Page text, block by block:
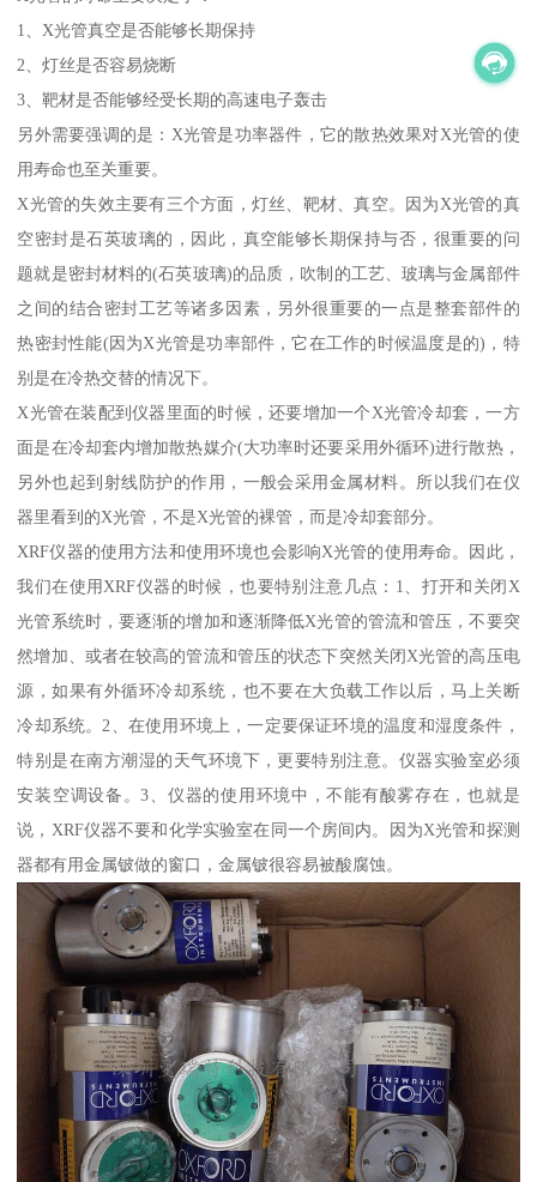
1、X光管真空是否能够长期保持
2、灯丝是否容易烧断
3、靶材是否能够经受长期的高速电子轰击
另外需要强调的是：X光管是功率器件，它的散热效果对X光管的使
用寿命也至关重要。
X光管的失效主要有三个方面，灯丝、靶材、真空。因为X光管的真
空密封是石英玻璃的，因此，真空能够长期保持与否，很重要的问
题就是密封材料的(石英玻璃)的品质，吹制的工艺、玻璃与金属部件
之间的结合密封工艺等诸多因素，另外很重要的一点是整套部件的
热密封性能(因为X光管是功率部件，它在工作的时候温度是的)，特
别是在冷热交替的情况下。
X光管在装配到仪器里面的时候，还要增加一个X光管冷却套，一方
面是在冷却套内增加散热媒介(大功率时还要采用外循环)进行散热，
另外也起到射线防护的作用，一般会采用金属材料。所以我们在仪
器里看到的X光管，不是X光管的裸管，而是冷却套部分。
XRF仪器的使用方法和使用环境也会影响X光管的使用寿命。因此，
我们在使用XRF仪器的时候，也要特别注意几点：1、打开和关闭X
光管系统时，要逐渐的增加和逐渐降低X光管的管流和管压，不要突
然增加、或者在较高的管流和管压的状态下突然关闭X光管的高压电
源，如果有外循环冷却系统，也不要在大负载工作以后，马上关断
冷却系统。2、在使用环境上，一定要保证环境的温度和湿度条件，
特别是在南方潮湿的天气环境下，更要特别注意。仪器实验室必须
安装空调设备。3、仪器的使用环境中，不能有酸雾存在，也就是
说，XRF仪器不要和化学实验室在同一个房间内。因为X光管和探测
器都有用金属铍做的窗口，金属铍很容易被酸腐蚀。